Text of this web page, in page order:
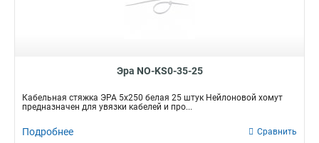
Эра NO-KS0-35-25
Кабельная стяжка ЭРА 5x250 белая 25 штук Нейлоновой хомут
предназначен для увязки кабелей и про...
Подробнее Сравнить